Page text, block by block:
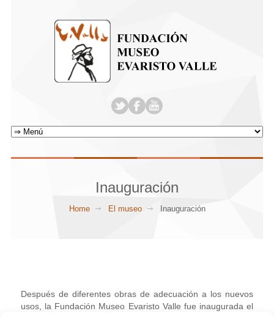
Inauguración
Home El museo Inauguración
Después de diferentes obras de adecuación a los nuevos
usos, la Fundación Museo Evaristo Valle fue inaugurada el